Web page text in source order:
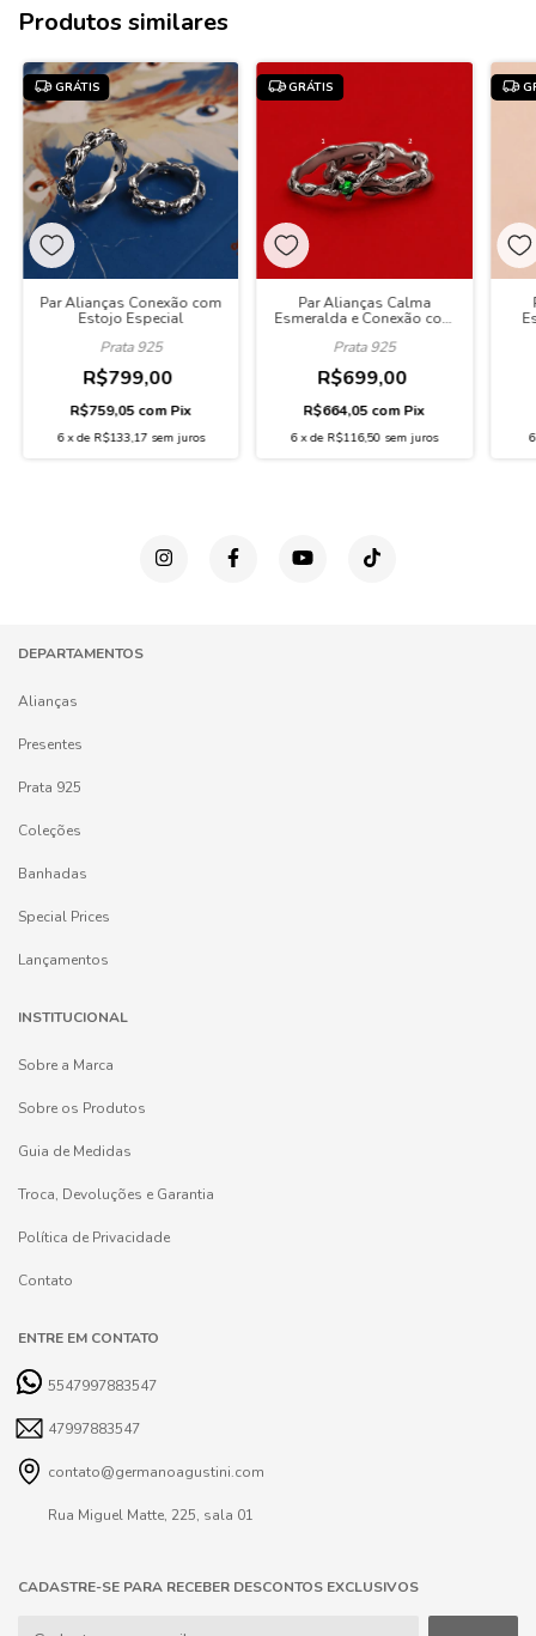
Produtos similares
GRÁTIS
Par Alianças Conexão com
Estojo Especial
Prata 925
R$799,00
R$759,05com Pix
6 xde R$133,17 sem juros
GRÁTIS
Par Alianças Calma
Esmeralda e Conexão com
Prata 925
R$699,00
R$664,05com Pix
6 xde R$116,50 sem juros 6
DEPARTAMENTOS
Alianças
Presentes
Prata 925
Coleções
Banhadas
Special Prices
Lançamentos
INSTITUCIONAL
Sobre a Marca
Sobre os Produtos
Guia de Medidas
Troca, Devoluções e Garantia
Política de Privacidade
Contato
ENTRE EM CONTATO
5547997883547
47997883547
contato@germanoagustini.com
Rua Miguel Matte, 225, sala 01
CADASTRE-SE PARA RECEBER DESCONTOS EXCLUSIVOS